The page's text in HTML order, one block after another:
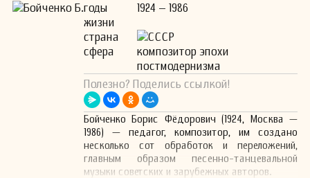
годы
жизни
1924 – 1986
страна
СССР
сфера
композитор эпохи
постмодернизма
Полезно? Поделись ссылкой!
Бойченко Борис Фёдорович (1924, Москва —
1986) — педагог, композитор, им создано
несколько сот обработок и переложений,
главным образом песенно-танцевальной
музыки советских и зарубежных авторов.